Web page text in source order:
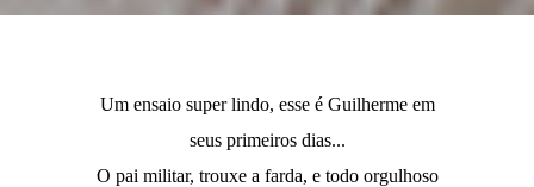
Um ensaio super lindo, esse é Guilherme em
seus primeiros dias...
O pai militar, trouxe a farda, e todo orgulhoso